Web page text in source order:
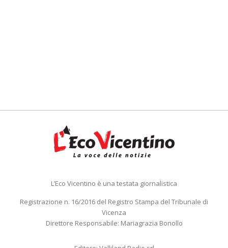
L’Eco Vicentino è una testata giornalistica
Registrazione n. 16/2016 del Registro Stampa del Tribunale di
Vicenza
Direttore Responsabile: Mariagrazia Bonollo